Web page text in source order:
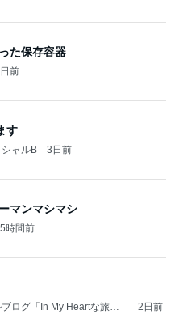
た保存容器
前
す
ャルB 3日前
マンマシマシ
時間前
ログ「In My Heartな旅日
2日前